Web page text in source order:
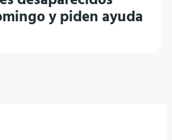
y piden ayuda